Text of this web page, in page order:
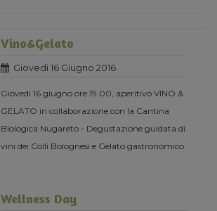
Vino&Gelato
Giovedi 16 Giugno 2016
Giovedì 16 giugno ore 19.00, aperitivo VINO &
GELATO in collaborazione con la Cantina
Biologica Nugareto - Degustazione guidata di
vini dei Colli Bolognesi e Gelato gastronomico
Wellness Day